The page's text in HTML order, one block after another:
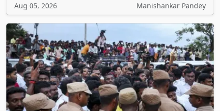
Aug 05, 2026 Manishankar Pandey